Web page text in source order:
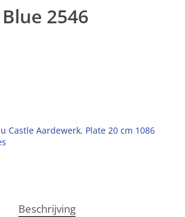
2546
Castle Aardewerk, Plate 20 cm 1086
Beschrijving